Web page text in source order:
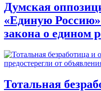
Думская
«Единую
закона о едином
Тотальная